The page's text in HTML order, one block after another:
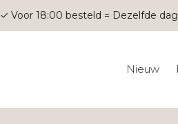
✓ Voor 18:00 besteld = Dezelfde
Nieuw